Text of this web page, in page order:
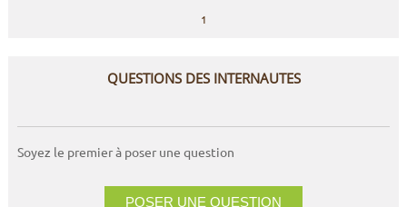
1
QUESTIONS DES INTERNAUTES
Soyez le premier à poser une question
POSER UNE QUESTION